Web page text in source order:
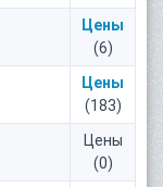
Цены
(6)
Цены
(183)
Цены
(0)